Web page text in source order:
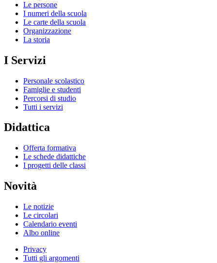
Le persone
I numeri della scuola
Le carte della scuola
Organizzazione
La storia
I Servizi
Personale scolastico
Famiglie e studenti
Percorsi di studio
Tutti i servizi
Didattica
Offerta formativa
Le schede didattiche
I progetti delle classi
Novità
Le notizie
Le circolari
Calendario eventi
Albo online
Privacy
Tutti gli argomenti